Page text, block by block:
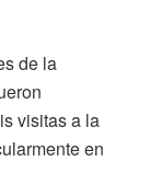
de la
visitas a la
en